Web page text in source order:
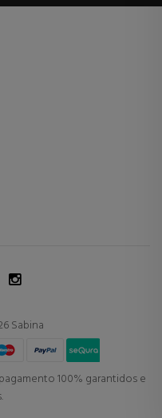
Sabina
100% garantidos e